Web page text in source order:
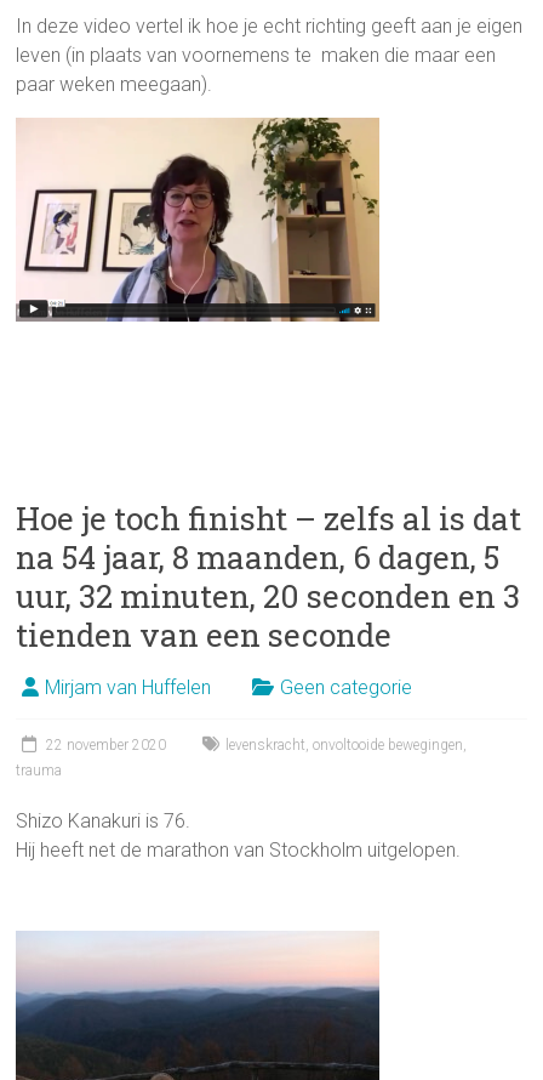
In deze video vertel ik hoe je echt richting geeft aan je eigen
leven (in plaats van voornemens te maken die maar een
paar weken meegaan).
Hoe je toch finisht – zelfs al is dat
na 54 jaar, 8 maanden, 6 dagen, 5
uur, 32 minuten, 20 seconden en 3
tienden van een seconde
Mirjam van Huffelen Geen categorie
22 november 2020 levenskracht ,onvoltooide bewegingen
trauma
Shizo Kanakuri is 76.
Hij heeft net de marathon van Stockholm uitgelopen.